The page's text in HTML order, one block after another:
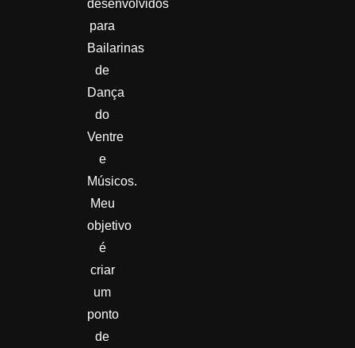
desenvolvidos
para
Bailarinas
de
Dança
do
Ventre
e
Músicos.
Meu
objetivo
é
criar
um
ponto
de